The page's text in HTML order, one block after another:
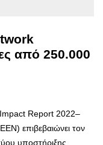
από 250.000
Report 2022–
επιβεβαιώνει τον
υποστήριξης